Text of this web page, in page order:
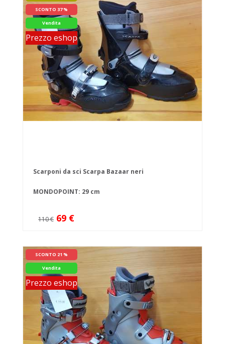
SCONTO 37 %
Vendita
Prezzo eshop
Scarponi da sci Scarpa Bazaar neri
MONDOPOINT: 29 cm
110 € 69 €
SCONTO 21 %
Vendita
Prezzo eshop